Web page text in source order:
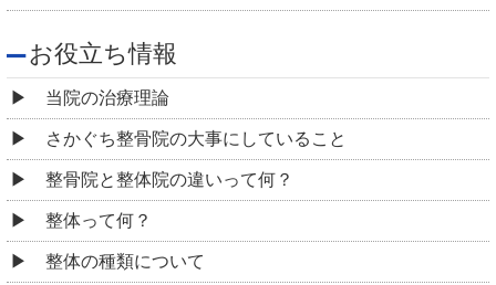
お役立ち情報
当院の治療理論
さかぐち整骨院の大事にしていること
整骨院と整体院の違いって何？
整体って何？
整体の種類について